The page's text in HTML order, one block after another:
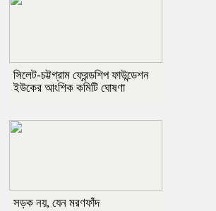
সিলেট-চট্টগ্রাম ফ্রেন্ডশিপ ফাউন্ডেশন
ইউকের আংশিক কমিটি ঘোষণা
সড়ক নয়, যেন মরণফাঁদ